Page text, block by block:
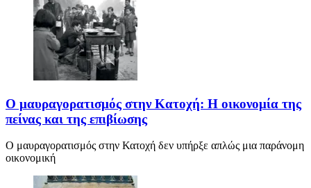
Ο μαυραγορατισμός στην Κατοχή: Η οικονομία της
πείνας και της επιβίωσης
Ο μαυραγορατισμός στην Κατοχή δεν υπήρξε απλώς μια παράνομη
οικονομική